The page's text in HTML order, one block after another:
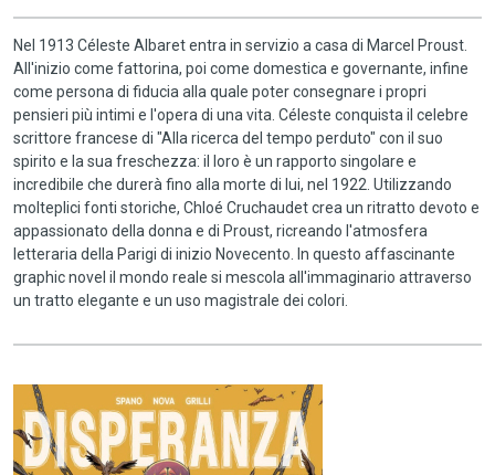
Nel 1913 Céleste Albaret entra in servizio a casa di Marcel Proust.
All'inizio come fattorina, poi come domestica e governante, infine
come persona di fiducia alla quale poter consegnare i propri
pensieri più intimi e l'opera di una vita. Céleste conquista il celebre
scrittore francese di "Alla ricerca del tempo perduto" con il suo
spirito e la sua freschezza: il loro è un rapporto singolare e
incredibile che durerà fino alla morte di lui, nel 1922. Utilizzando
molteplici fonti storiche, Chloé Cruchaudet crea un ritratto devoto e
appassionato della donna e di Proust, ricreando l'atmosfera
letteraria della Parigi di inizio Novecento. In questo affascinante
graphic novel il mondo reale si mescola all'immaginario attraverso
un tratto elegante e un uso magistrale dei colori.